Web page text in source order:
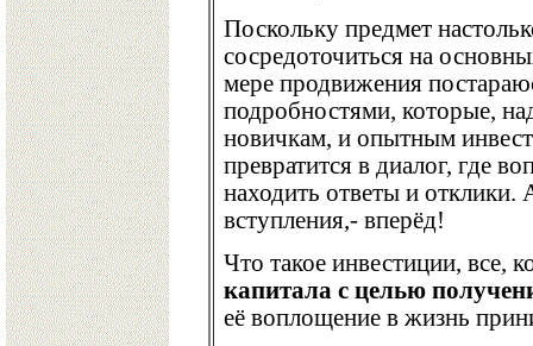
Поскольку предмет
сосредоточиться на
мере продвижения
подробностями, которые,
новичкам, и опытным
превратится в диалог, где
находить ответы и отклики.
вступления,- вперёд!
Что такое инвестиции, все,
капитала с целью
её воплощение в жизнь